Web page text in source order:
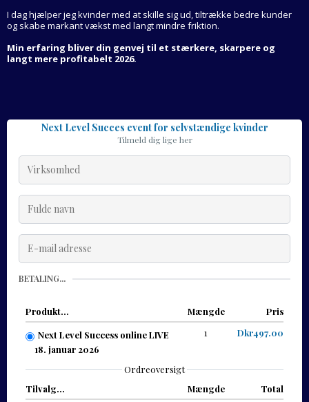
I dag hjælper jeg kvinder med at skille sig ud, tiltrække bedre kunder
og skabe markant vækst med langt mindre friktion.
Min erfaring bliver din genvej til et stærkere, skarpere og
langt mere profitabelt 2026.
Next Level Succes event for selvstændige kvinder
Tilmeld dig lige her
BETALING...
Produkt... Mængde
Pris
Next Level Success online LIVE
18. januar 2026
1 Dkr497.00
Ordreoversigt
Tilvalg...
Mængde Total